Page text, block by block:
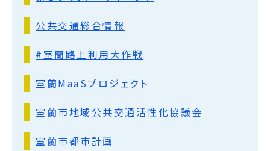
公共交通総合情報
#室蘭路上利用大作戦
室蘭MaaSプロジェクト
室蘭市地域公共交通活性化協議会
室蘭市都市計画